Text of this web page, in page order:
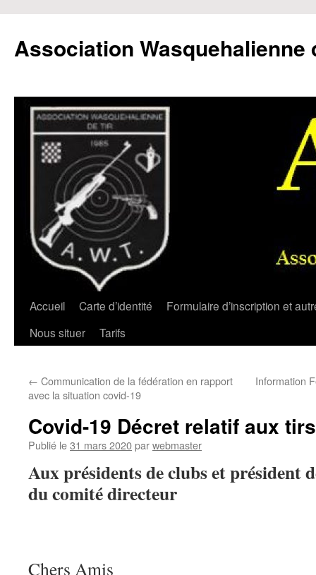
contenu
Association Wasquehalienne
Accueil Carte d’identité
Formulaire d’inscription et
Nous situer
Tarifs
← Communication de la fédération en rapport
avec la situation covid-19
Information
Covid-19 Décret relatif aux
Publié le31 mars 2020parwebmaster
Aux présidents de clubs et président
du comité directeur
Chers Amis